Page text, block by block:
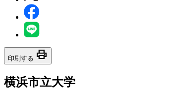
印刷する print
横浜市立大学